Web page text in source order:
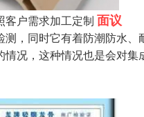
客户需求加工定制 面议
，同时它有着防潮防水
况，这种情况也是会对